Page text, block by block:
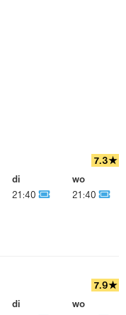
7.3★
di
21:40
wo
21:40
7.9★
di
wo